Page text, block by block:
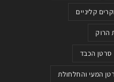
קליניים
הרוק
סרטן הכבד
המעי והחלחולת